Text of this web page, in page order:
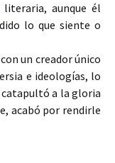
aunque él
lo que siente o
un creador único
e ideologías, lo
catapultó a la gloria
acabó por rendirle